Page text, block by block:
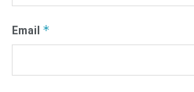
Email *